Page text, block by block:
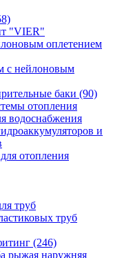
"VIER"
оплетением
с нейлоновым
баки (90)
отопления
водоснабжения
и
отопления
труб
труб
(246)
рыжая наружняя